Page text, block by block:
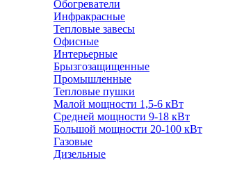
Обогреватели
Инфракрасные
Тепловые завесы
Офисные
Интерьерные
Брызгозащищенные
Промышленные
Тепловые пушки
Малой мощности 1,5-6 кВт
Средней мощности 9-18 кВт
Большой мощности 20-100 кВт
Газовые
Дизельные